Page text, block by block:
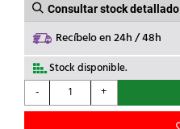
Consultar stock detallado
Recíbelo en 24h / 48h
Stock disponible.
-
NIESSEN
-
+